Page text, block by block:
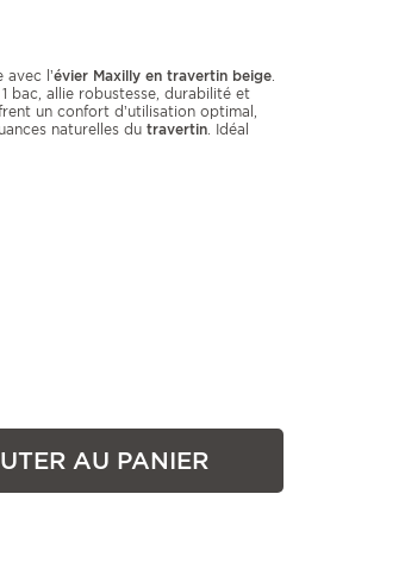
l’évier Maxilly en travertin beige.
bac, allie robustesse, durabilité et
un confort d’utilisation optimal,
naturelles du travertin. Idéal
AU PANIER